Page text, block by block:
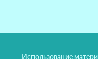
Использование